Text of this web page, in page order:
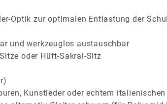
Optik zur optimalen Entlastung der
und werkzeuglos austauschbar
oder Hüft-Sakral-Sitz
Kunstleder oder echtem